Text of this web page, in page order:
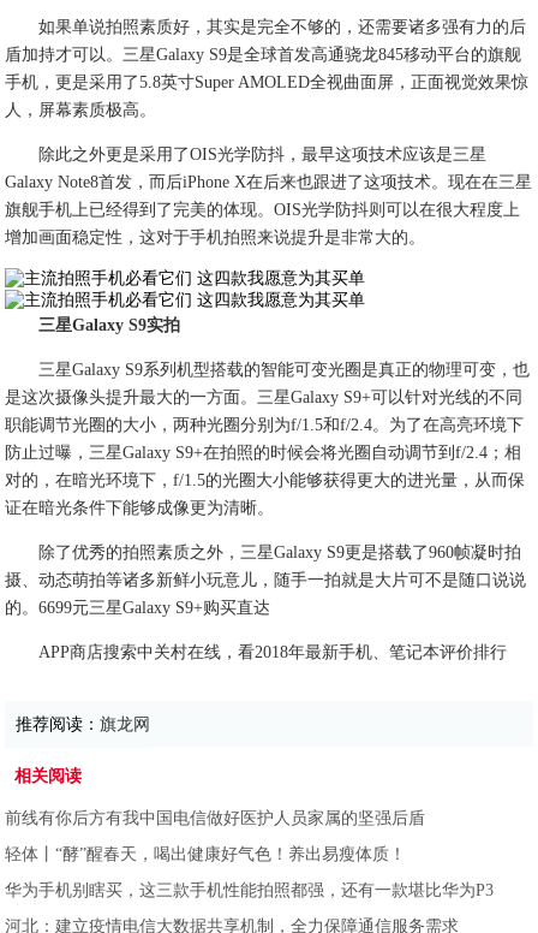
如果单说拍照素质好，其实是完全不够的，还需要诸多强有力的后
盾加持才可以。三星Galaxy S9是全球首发高通骁龙845移动平台的旗舰
手机，更是采用了5.8英寸Super AMOLED全视曲面屏，正面视觉效果惊
人，屏幕素质极高。
除此之外更是采用了OIS光学防抖，最早这项技术应该是三星
Galaxy Note8首发，而后iPhone X在后来也跟进了这项技术。现在在三星
旗舰手机上已经得到了完美的体现。OIS光学防抖则可以在很大程度上
增加画面稳定性，这对于手机拍照来说提升是非常大的。
三星Galaxy S9实拍
三星Galaxy S9系列机型搭载的智能可变光圈是真正的物理可变，也
是这次摄像头提升最大的一方面。三星Galaxy S9+可以针对光线的不同
职能调节光圈的大小，两种光圈分别为f/1.5和f/2.4。为了在高亮环境下
防止过曝，三星Galaxy S9+在拍照的时候会将光圈自动调节到f/2.4；相
对的，在暗光环境下，f/1.5的光圈大小能够获得更大的进光量，从而保
证在暗光条件下能够成像更为清晰。
除了优秀的拍照素质之外，三星Galaxy S9更是搭载了960帧凝时拍
摄、动态萌拍等诸多新鲜小玩意儿，随手一拍就是大片可不是随口说说
的。6699元三星Galaxy S9+购买直达
APP商店搜索中关村在线，看2018年最新手机、笔记本评价排行
推荐阅读：旗龙网
相关阅读
前线有你后方有我中国电信做好医护人员家属的坚强后盾
轻体丨“酵”醒春天，喝出健康好气色！养出易瘦体质！
华为手机别瞎买，这三款手机性能拍照都强，还有一款堪比华为P3
河北：建立疫情电信大数据共享机制，全力保障通信服务需求